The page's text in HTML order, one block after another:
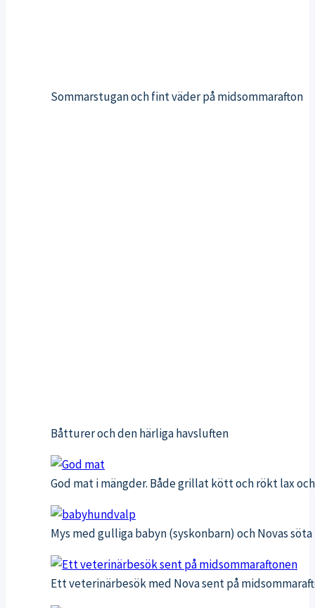
Sommarstugan och fint väder på midsommarafton
Båtturer och den härliga havsluften
God mat i mängder. Både grillat kött och rökt lax
Mys med gulliga babyn (syskonbarn) och Novas
Ett veterinärbesök med Nova sent på